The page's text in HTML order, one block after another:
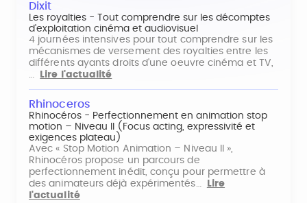
Dixit
Les royalties - Tout comprendre sur les décomptes
d'exploitation cinéma et audiovisuel
4 journées intensives pour tout comprendre sur les
mécanismes de versement des royalties entre les
différents ayants droits d'une oeuvre cinéma et TV,
…
Lire l'actualité
Rhinoceros
Rhinocéros - Perfectionnement en animation stop
motion – Niveau II (Focus acting, expressivité et
exigences plateau)
Avec « Stop Motion Animation – Niveau II »,
Rhinocéros propose un parcours de
perfectionnement inédit, conçu pour permettre à
des animateurs déjà expérimentés…
Lire
l'actualité